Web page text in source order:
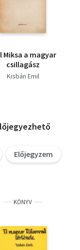
Miksa a magyar
csillagász
Kisbán Emil
Előjegyzem
KÖNYV